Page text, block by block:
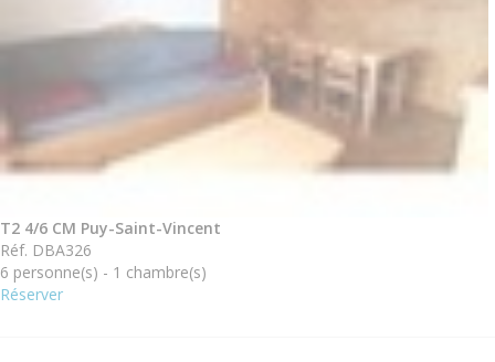
T2 4/6 CM Puy-Saint-Vincent
Réf. DBA326
6 personne(s) - 1 chambre(s)
Réserver